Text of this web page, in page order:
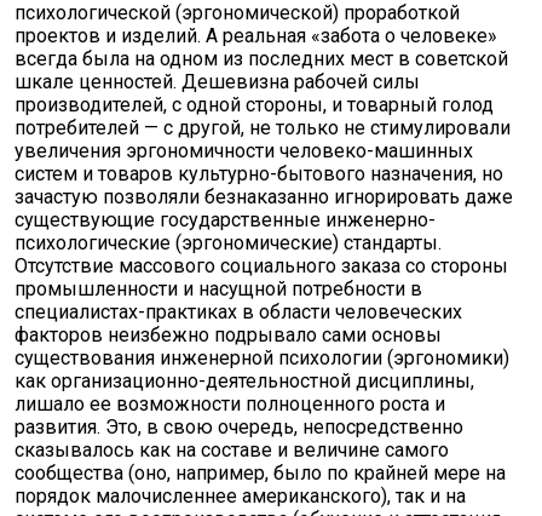
психологической (эргономической) проработкой
проектов и изделий. А реальная «забота о человеке»
всегда была на одном из последних мест в советской
шкале ценностей. Дешевизна рабочей силы
производителей, с одной стороны, и товарный голод
потребителей — с другой, не только не стимулировали
увеличения эргономичности человеко-машинных
систем и товаров культурно-бытового назначения, но
зачастую позволяли безнаказанно игнорировать даже
существующие государственные инженерно-
психологические (эргономические) стандарты.
Отсутствие массового социального заказа со стороны
промышленности и насущной потребности в
специалистах-практиках в области человеческих
факторов неизбежно подрывало сами основы
существования инженерной психологии (эргономики)
как организационно-деятельностной дисциплины,
лишало ее возможности полноценного роста и
развития. Это, в свою очередь, непосредственно
сказывалось как на составе и величине самого
сообщества (оно, например, было по крайней мере на
порядок малочисленнее американского), так и на